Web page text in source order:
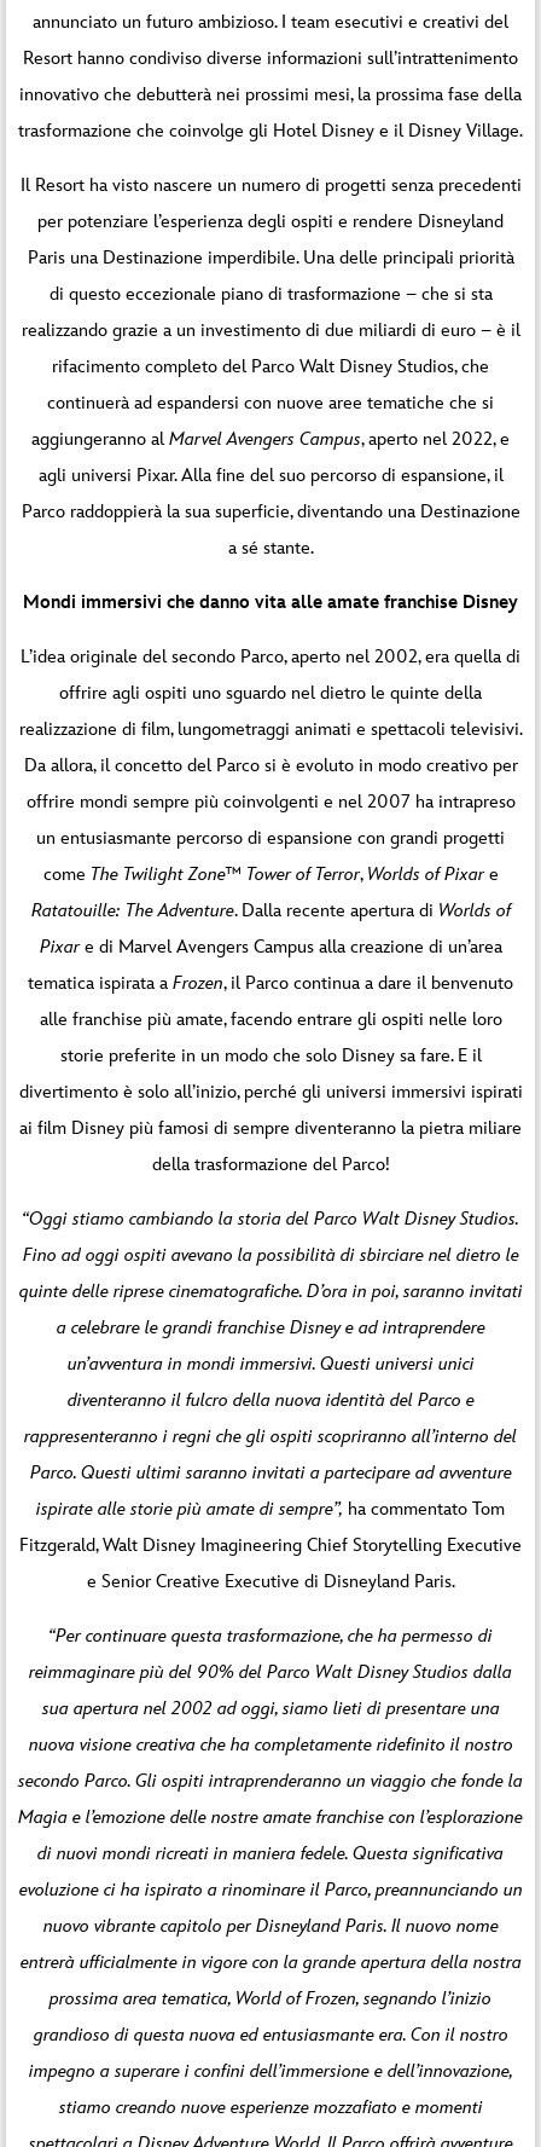
annunciato un futuro ambizioso. I team esecutivi e creativi del
Resort hanno condiviso diverse informazioni sull’intrattenimento
innovativo che debutterà nei prossimi mesi, la prossima fase della
trasformazione che coinvolge gli Hotel Disney e il Disney Village.
Il Resort ha visto nascere un numero di progetti senza precedenti
per potenziare l’esperienza degli ospiti e rendere Disneyland
Paris una Destinazione imperdibile. Una delle principali priorità
di questo eccezionale piano di trasformazione – che si sta
realizzando grazie a un investimento di due miliardi di euro – è il
rifacimento completo del Parco Walt Disney Studios, che
continuerà ad espandersi con nuove aree tematiche che si
aggiungeranno alMarvel Avengers Campus, aperto nel 2022, e
agli universi Pixar. Alla fine del suo percorso di espansione, il
Parco raddoppierà la sua superficie, diventando una Destinazione
a sé stante.
Mondi immersivi che danno vita alle amate franchise Disney
L’idea originale del secondo Parco, aperto nel 2002, era quella di
offrire agli ospiti uno sguardo nel dietro le quinte della
realizzazione di film, lungometraggi animati e spettacoli televisivi.
Da allora, il concetto del Parco si è evoluto in modo creativo per
offrire mondi sempre più coinvolgenti e nel 2007 ha intrapreso
un entusiasmante percorso di espansione con grandi progetti
come The Twilight Zone™ Tower of Terror, Worlds of Pixare
Ratatouille: The Adventure. Dalla recente apertura di Worlds of
Pixare di Marvel Avengers Campus alla creazione di un’area
tematica ispirata a Frozen, il Parco continua a dare il benvenuto
alle franchise più amate, facendo entrare gli ospiti nelle loro
storie preferite in un modo che solo Disney sa fare. E il
divertimento è solo all’inizio, perché gli universi immersivi ispirati
ai film Disney più famosi di sempre diventeranno la pietra miliare
della trasformazione del Parco!
“Oggi stiamo cambiando la storia del Parco Walt Disney Studios.
Fino ad oggi ospiti avevano la possibilità di sbirciare nel dietro le
quinte delle riprese cinematografiche. D’ora in poi, saranno invitati
a celebrare le grandi franchise Disney e ad intraprendere
un’avventura in mondi immersivi. Questi universi unici
diventeranno il fulcro della nuova identità del Parco e
rappresenteranno i regni che gli ospiti scopriranno all’interno del
Parco. Questi ultimi saranno invitati a partecipare ad avventure
ispirate alle storie più amate di sempre”, ha commentato Tom
Fitzgerald, Walt Disney Imagineering Chief Storytelling Executive
e Senior Creative Executive di Disneyland Paris.
“Per continuare questa trasformazione, che ha permesso di
reimmaginare più del 90% del Parco Walt Disney Studios dalla
sua apertura nel 2002 ad oggi, siamo lieti di presentare una
nuova visione creativa che ha completamente ridefinito il nostro
secondo Parco. Gli ospiti intraprenderanno un viaggio che fonde la
Magia e l’emozione delle nostre amate franchise con l’esplorazione
di nuovi mondi ricreati in maniera fedele. Questa significativa
evoluzione ci ha ispirato a rinominare il Parco, preannunciando un
nuovo vibrante capitolo per Disneyland Paris. Il nuovo nome
entrerà ufficialmente in vigore con la grande apertura della nostra
prossima area tematica, World of Frozen, segnando l’inizio
grandioso di questa nuova ed entusiasmante era. Con il nostro
impegno a superare i confini dell’immersione e dell’innovazione,
stiamo creando nuove esperienze mozzafiato e momenti